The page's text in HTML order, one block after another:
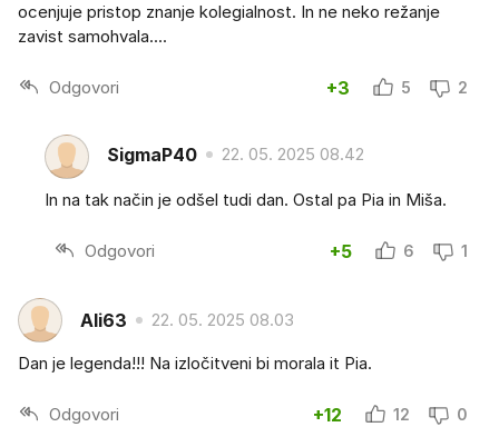
ocenjuje pristop znanje kolegialnost. In ne neko režanje
zavist samohvala....
Odgovori +3 5 2
SigmaP40 22. 05. 2025 08.42
In na tak način je odšel tudi dan. Ostal pa Pia in Miša.
Odgovori +5 6 1
Ali63 22. 05. 2025 08.03
Dan je legenda!!! Na izločitveni bi morala it Pia.
Odgovori +12 12 0